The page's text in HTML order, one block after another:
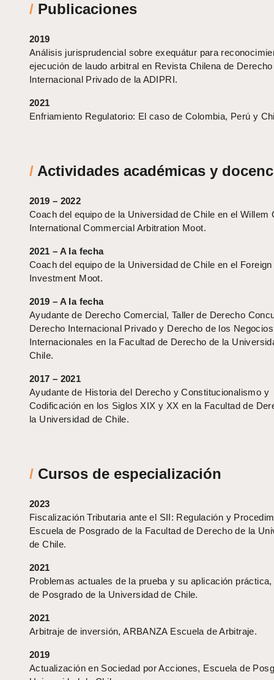
/ Publicaciones
2019
Análisis jurisprudencial sobre exequátur para
ejecución de laudo arbitral en Revista Chilena de Derecho
Internacional Privado de la ADIPRI.
2021
Enfriamiento Regulatorio: El caso de Colombia, Perú y
/ Actividades académicas y
2019 – 2022
Coach del equipo de la Universidad de Chile en el Willem
International Commercial Arbitration Moot.
2021 – A la fecha
Coach del equipo de la Universidad de Chile en el
Investment Moot.
2019 – A la fecha
Ayudante de Derecho Comercial, Taller de Derecho
Derecho Internacional Privado y Derecho de los Negocios
Internacionales en la Facultad de Derecho de la
Chile.
2017 – 2021
Ayudante de Historia del Derecho y Constitucionalismo y
Codificación en los Siglos XIX y XX en la Facultad de
la Universidad de Chile.
/ Cursos de especialización
2023
Fiscalización Tributaria ante el SII: Regulación y
Escuela de Posgrado de la Facultad de Derecho de la
de Chile.
2021
Problemas actuales de la prueba y su aplicación
de Posgrado de la Universidad de Chile.
2021
Arbitraje de inversión, ARBANZA Escuela de Arbitraje.
2019
Actualización en Sociedad por Acciones, Escuela de